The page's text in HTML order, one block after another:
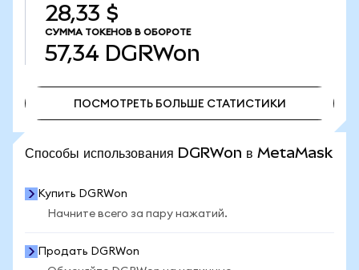
28,33 $
СУММА ТОКЕНОВ В ОБОРОТЕ
57,34 DGRWon
ПОСМОТРЕТЬ БОЛЬШЕ СТАТИСТИКИ
Способы использования DGRWon в MetaMask
Купить DGRWon
Начните всего за пару нажатий.
Продать DGRWon